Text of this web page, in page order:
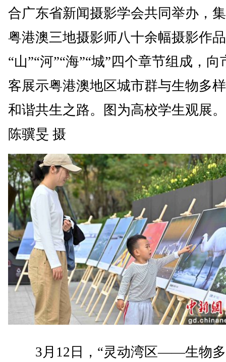
合广东省新闻摄影学会共同举办，
粤港澳三地摄影师八十余幅摄影作
“山”“河”“海”“城”四个章节组成，向
客展示粤港澳地区城市群与生物多
和谐共生之路。图为高校学生观展
陈骥旻 摄
3月12日，“灵动湾区——生物多